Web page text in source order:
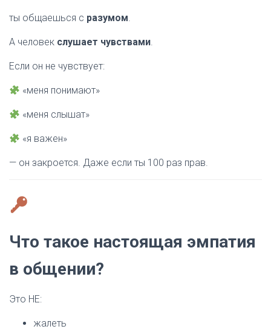
ты общаешься с разумом.
А человек слушает чувствами.
Если он не чувствует:
«меня понимают»
«меня слышат»
«я важен»
— он закроется. Даже если ты 100 раз прав.
Что такое настоящая эмпатия
в общении?
Это НЕ:
жалеть